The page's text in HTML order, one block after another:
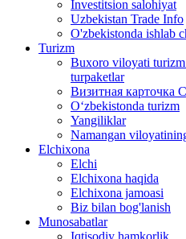
Investitsion salohiyat
Uzbekistan Trade Info
O'zbekistonda ishlab
Turizm
Buxoro viloyati
turpaketlar
Визитная карточка
Oʻzbekistonda turizm
Yangiliklar
Namangan
Elchixona
Elchi
Elchixona haqida
Elchixona jamoasi
Biz bilan bog'lanish
Munosabatlar
Iqtisodiy hamkorlik